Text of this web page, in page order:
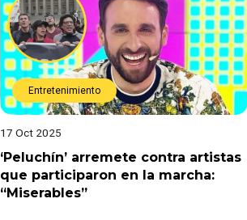
Entretenimiento
17 Oct 2025
‘Peluchín’ arremete contra artistas
que participaron en la marcha:
“Miserables”